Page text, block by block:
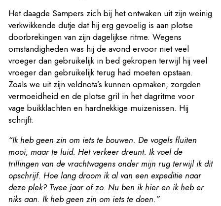
Het daagde Sampers zich bij het ontwaken uit zijn weinig
verkwikkende dutje dat hij erg gevoelig is aan plotse
doorbrekingen van zijn dagelijkse ritme. Wegens
omstandigheden was hij de avond ervoor niet veel
vroeger dan gebruikelijk in bed gekropen terwijl hij veel
vroeger dan gebruikelijk terug had moeten opstaan.
Zoals we uit zijn veldnota’s kunnen opmaken, zorgden
vermoeidheid en de plotse gril in het dagritme voor
vage buikklachten en hardnekkige muizenissen. Hij
schrijft:
“Ik heb geen zin om iets te bouwen. De vogels fluiten
mooi, maar te luid. Het verkeer dreunt. Ik voel de
trillingen van de vrachtwagens onder mijn rug terwijl ik dit
opschrijf. Hoe lang droom ik al van een expeditie naar
deze plek? Twee jaar of zo. Nu ben ik hier en ik heb er
niks aan. Ik heb geen zin om iets te doen.”